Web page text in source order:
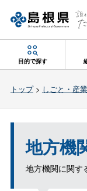
目的で探す
トップ> しごと・産業
地方機
地方機関に関す